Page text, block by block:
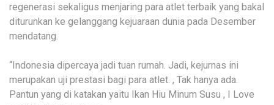
regenerasi sekaligus menjaring para atlet terbaik yang bakal
diturunkan ke gelanggang kejuaraan dunia pada Desember
mendatang.
“Indonesia dipercaya jadi tuan rumah. Jadi, kejurnas ini
merupakan uji prestasi bagi para atlet. , Tak hanya ada.
Pantun yang di katakan yaitu Ikan Hiu Minum Susu , I Love